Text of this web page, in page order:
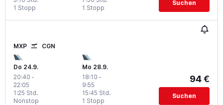
1 Stopp 1 Stopp
Suchen
MXP CGN
Do 24.9.
20:40 -
22:05
Nonstop
1:25 Std.
Mo 28.9.
18:10 -
9:55
1 Stopp
15:45 Std.
94 €
Suchen